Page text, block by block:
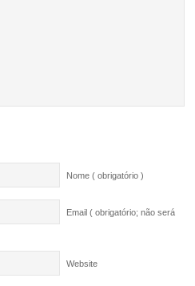
Nome ( obrigatório )
Email ( obrigatório; não será
Website